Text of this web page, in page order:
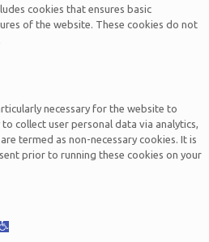
cookies that ensures basic
of the website. These cookies do not
necessary for the website to
collect user personal data via analytics,
termed as non-necessary cookies. It is
prior to running these cookies on your